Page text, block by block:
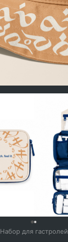
Набор для гастролей